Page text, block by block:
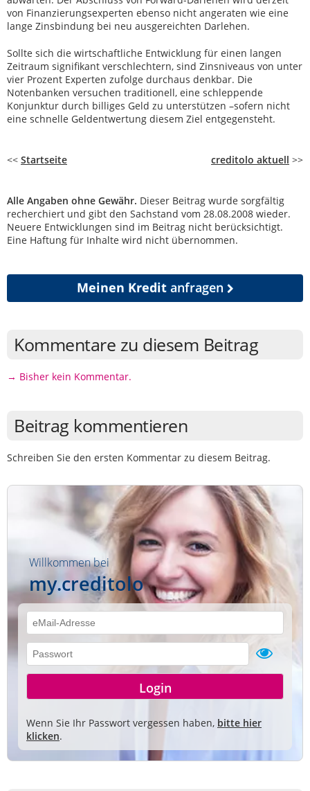
von Finanzierungsexperten ebenso nicht angeraten wie eine
lange Zinsbindung bei neu ausgereichten Darlehen.
Sollte sich die wirtschaftliche Entwicklung für einen langen
Zeitraum signifikant verschlechtern, sind Zinsniveaus von unter
vier Prozent Experten zufolge durchaus denkbar. Die
Notenbanken versuchen traditionell, eine schleppende
Konjunktur durch billiges Geld zu unterstützen –sofern nicht
eine schnelle Geldentwertung diesem Ziel entgegensteht.
<< Startseite creditolo aktuell >>
Alle Angaben ohne Gewähr. Dieser Beitrag wurde sorgfältig
recherchiert und gibt den Sachstand vom 28.08.2008 wieder.
Neuere Entwicklungen sind im Beitrag nicht berücksichtigt.
Eine Haftung für Inhalte wird nicht übernommen.
Meinen Kreditanfragen
Kommentare zu diesem Beitrag
→ Bisher kein Kommentar.
Beitrag kommentieren
Schreiben Sie den ersten Kommentar zu diesem Beitrag.
Willkommen bei
my.creditolo
Wenn Sie Ihr Passwort vergessen haben, bitte hier
klicken.